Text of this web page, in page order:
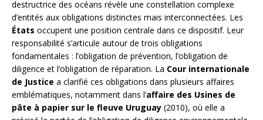
destructrice des océans révèle une constellation complexe
d’entités aux obligations distinctes mais interconnectées. Les
États occupent une position centrale dans ce dispositif. Leur
responsabilité s’articule autour de trois obligations
fondamentales : l’obligation de prévention, l’obligation de
diligence et l’obligation de réparation. La Cour internationale
de Justice a clarifié ces obligations dans plusieurs affaires
emblématiques, notamment dans l’affaire des Usines de
pâte à papier sur le fleuve Uruguay (2010), où elle a